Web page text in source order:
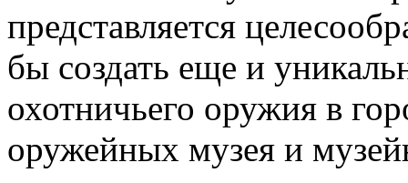
представляется
бы создать еще и
охотничьего оружия в
оружейных музея и